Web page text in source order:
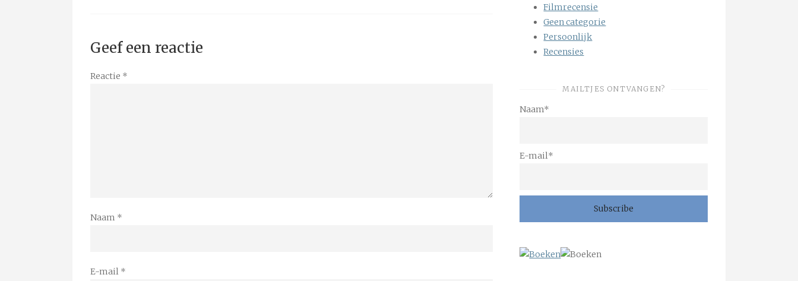
Geef een reactie
Reactie *
Naam *
E-mail *
Filmrecensie
Geen categorie
Persoonlijk
Recensies
MAILTJES ONTVANGEN?
Naam*
E-mail*